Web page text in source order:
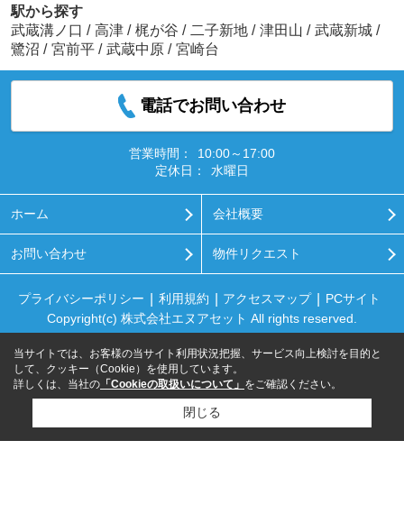
駅から探す
武蔵溝ノ口 / 高津 / 梶が谷 / 二子新地 / 津田山 / 武蔵新城 /
鷺沼 / 宮前平 / 武蔵中原 / 宮崎台
電話でお問い合わせ
営業時間：
10:00～17:00
定休日：
水曜日
ホーム 会社概要
お問い合わせ 物件リクエスト
プライバシーポリシー 利用規約 アクセスマップ
PCサイト
Copyright(c) 株式会社エヌアセット All rights reserved.
当サイトでは、お客様の当サイト利用状況把握、サービス向上検討を目的と
して、クッキー（Cookie）を使用しています。
詳しくは、当社の 「Cookieの取扱いについて」 をご確認ください。
閉じる